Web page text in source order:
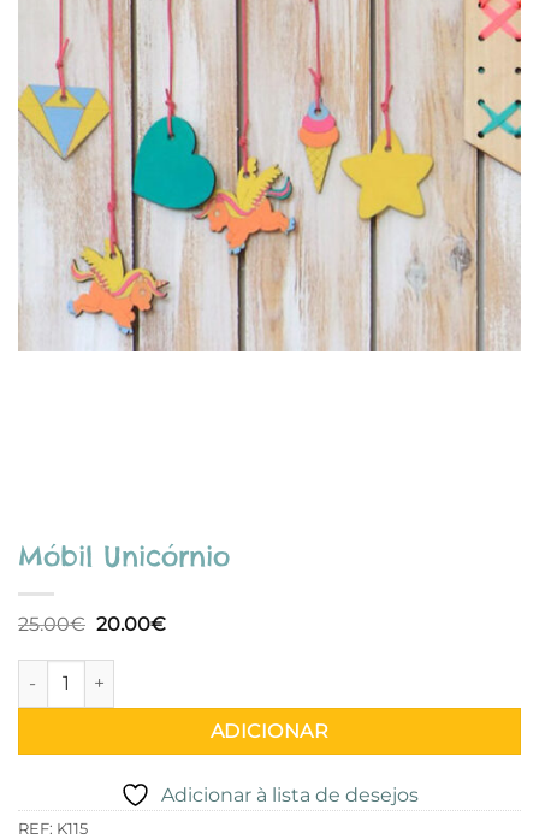
Móbil Unicórnio
25.00€ O
original
era:
20.00€O
Quantidade de Móbil Unicórnio
ADICIONAR
Adicionar à lista de desejos
REF: K115